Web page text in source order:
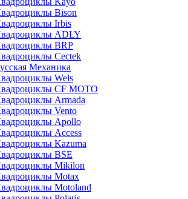
Bison
Irbis
ADLY
BRP
Cectek
Механика
Wels
CF MOTO
Armada
Vento
Apollo
Access
Kazuma
BSE
Mikilon
Motax
Motoland